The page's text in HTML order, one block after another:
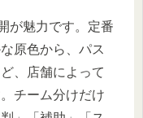
が魅力です。定番
原色から、パス
、店舗によって
チーム分けだけ